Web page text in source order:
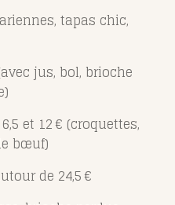
tapas chic,
jus, bol, brioche
et 12 € (croquettes,
bœuf)
de 24,5 €